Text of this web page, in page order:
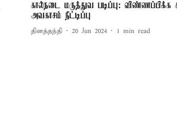
கால்நடை மருத்துவ படிப்பு: விண்ணப்பிக்க
அவகாசம் நீட்டிப்பு
தினத்தந்தி 20 Jun 2024 1 min read